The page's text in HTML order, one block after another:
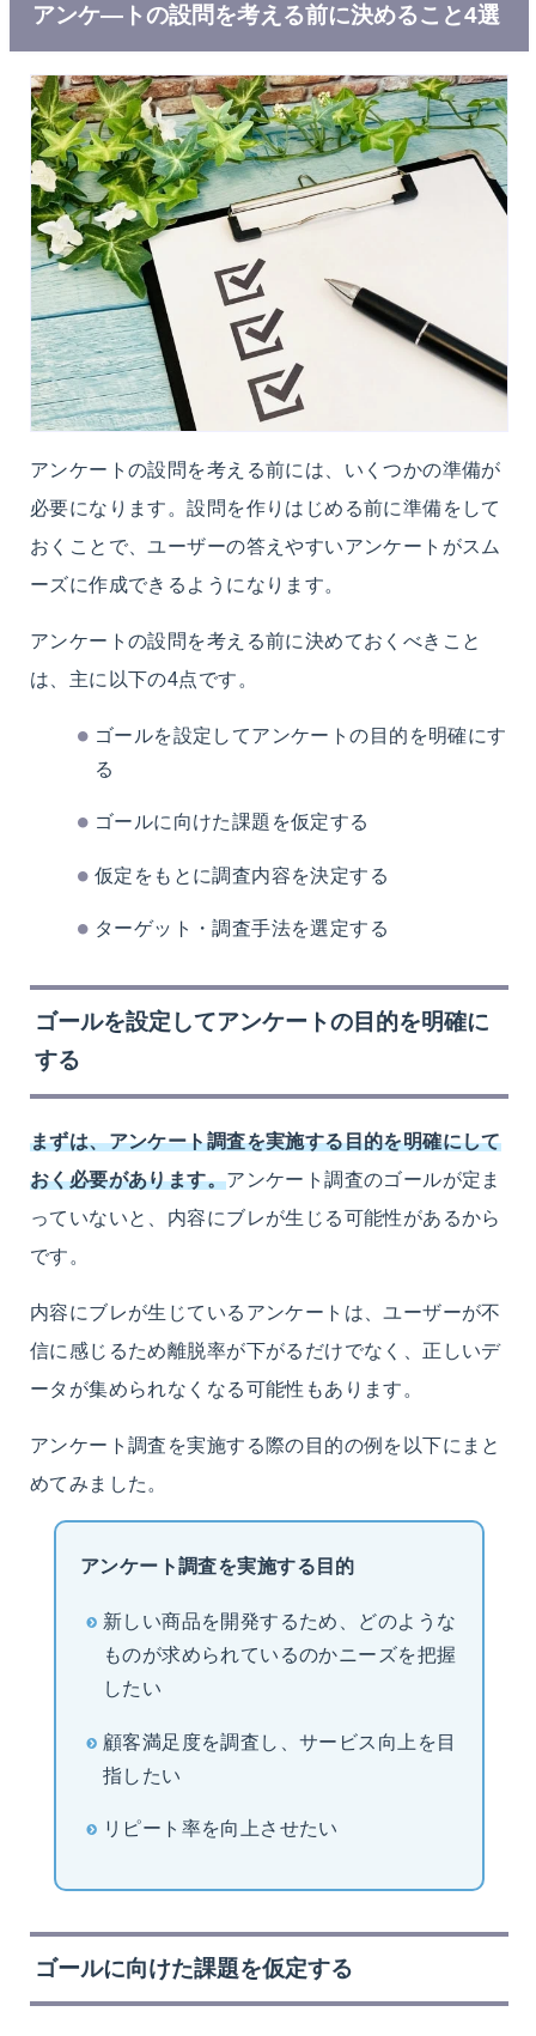
アンケ―トの設問を考える前に決めること4選
アンケートの設問を考える前には、いくつかの準備が
必要になります。設問を作りはじめる前に準備をして
おくことで、ユーザーの答えやすいアンケートがスム
ーズに作成できるようになります。
アンケートの設問を考える前に決めておくべきこと
は、主に以下の4点です。
ゴールを設定してアンケートの目的を明確にす
る
ゴールに向けた課題を仮定する
仮定をもとに調査内容を決定する
ターゲット・調査手法を選定する
ゴールを設定してアンケートの目的を明確に
する
まずは、アンケート調査を実施する目的を明確にして
おく必要があります。アンケート調査のゴールが定ま
っていないと、内容にブレが生じる可能性があるから
です。
内容にブレが生じているアンケートは、ユーザーが不
信に感じるため離脱率が下がるだけでなく、正しいデ
ータが集められなくなる可能性もあります。
アンケート調査を実施する際の目的の例を以下にまと
めてみました。
アンケート調査を実施する目的
新しい商品を開発するため、どのような
ものが求められているのかニーズを把握
したい
顧客満足度を調査し、サービス向上を目
指したい
リピート率を向上させたい
ゴールに向けた課題を仮定する